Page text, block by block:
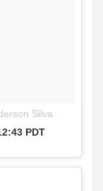
Silva
PDT